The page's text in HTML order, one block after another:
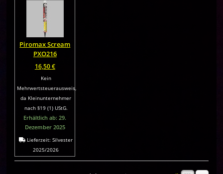
Piromax Scream
PXO216
16,50€
Kein
Mehrwertsteuerausweis,
da Kleinunternehmer
nach §19 (1) UStG.
Erhältlich ab: 29.
Dezember 2025
Lieferzeit:Silvester
2025/2026